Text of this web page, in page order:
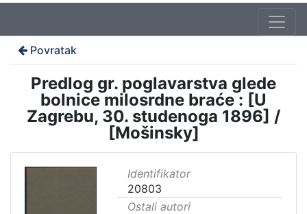
Povratak
Predlog gr. poglavarstva glede
bolnice milosrdne braće : [U
Zagrebu, 30. studenoga 1896] /
[Mošinsky]
Identifikator
20803
Ostali autori